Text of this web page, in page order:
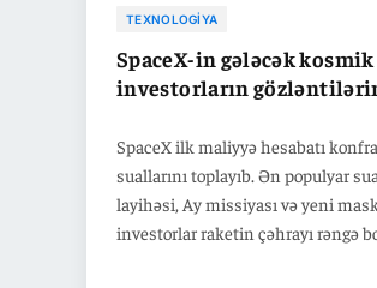
TEXNOLOGIYA
SpaceX-in gələcək
investorların
SpaceX ilk maliyyə hesabatı
suallarını toplayıb. Ən populyar
layihəsi, Ay missiyası və yeni
investorlar raketin çəhrayı rəngə